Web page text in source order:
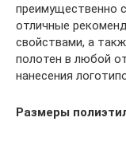
преимущественно
отличные
свойствами, а
полотен в любой
нанесения
Размеры